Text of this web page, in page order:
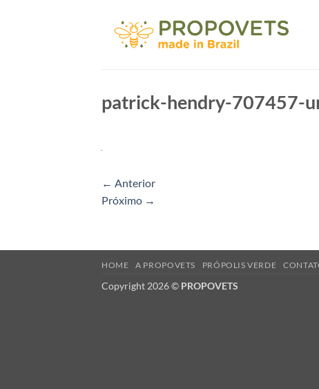
patrick-hendry-707457-
← Anterior
Próximo →
HOME A PROPOVETS PRÓPOLIS VERDE
Copyright 2026 © PROPOVETS